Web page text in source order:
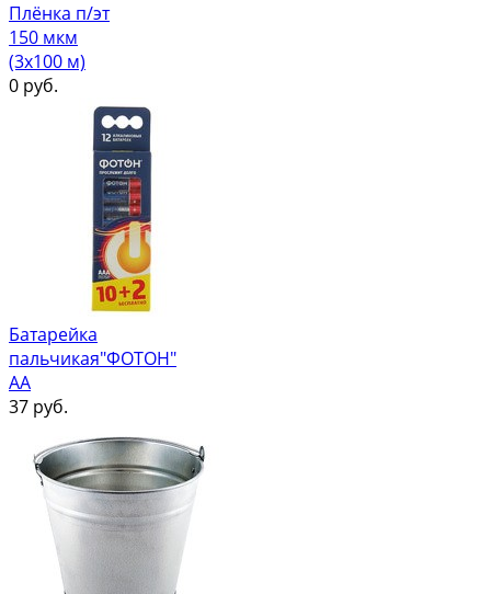
Плёнка п/эт
150 мкм
(3х100 м)
0 руб.
Батарейка
пальчикая"ФОТОН"
АА
37 руб.